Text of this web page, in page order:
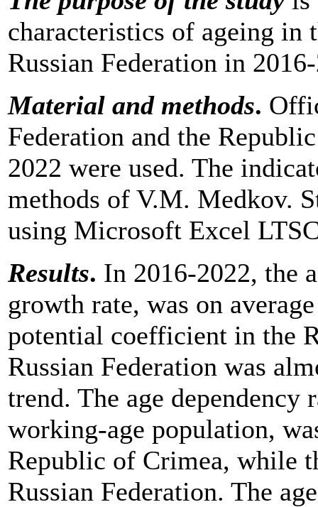
characteristics of ageing in
Russian Federation in
Material and methods.
Federation and the
2022 were used. The
methods of V.M. Medkov.
using Microsoft Excel
Results. In 2016-2022, the
growth rate, was on
potential coefficient in the
Russian Federation was
trend. The age dependency
working-age population,
Republic of Crimea, while
Russian Federation. The